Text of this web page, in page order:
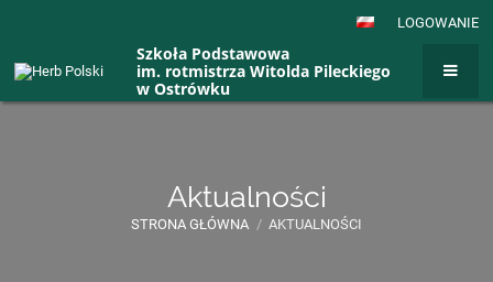
LOGOWANIE
Szkoła Podstawowa
im. rotmistrza Witolda Pileckiego
w Ostrówku
Aktualności
STRONA GŁÓWNA / AKTUALNOŚCI